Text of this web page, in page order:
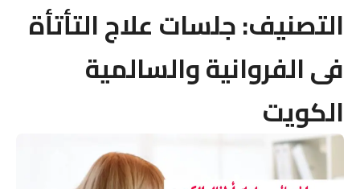
التصنيف:جلسات علاج التأتأة
فى الفروانية والسالمية
الكويت